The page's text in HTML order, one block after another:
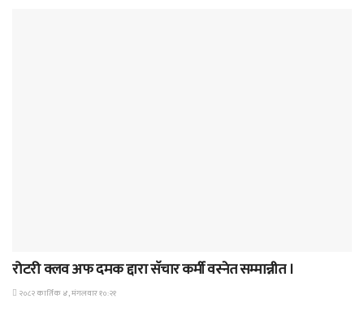
रोटरी क्लव अफ दमक द्दारा सॅचार कर्मी वस्नेत सम्मान्नीत ।
२०८२ कार्तिक ४, मंगलवार १०:२१